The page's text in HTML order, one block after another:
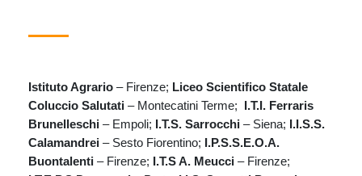
Istituto Agrario – Firenze; Liceo Scientifico Statale
Coluccio Salutati – Montecatini Terme; I.T.I. Ferraris
Brunelleschi – Empoli; I.T.S. Sarrocchi – Siena; I.I.S.S.
Calamandrei – Sesto Fiorentino; I.P.S.S.E.O.A.
Buontalenti – Firenze; I.T.S A. Meucci – Firenze;